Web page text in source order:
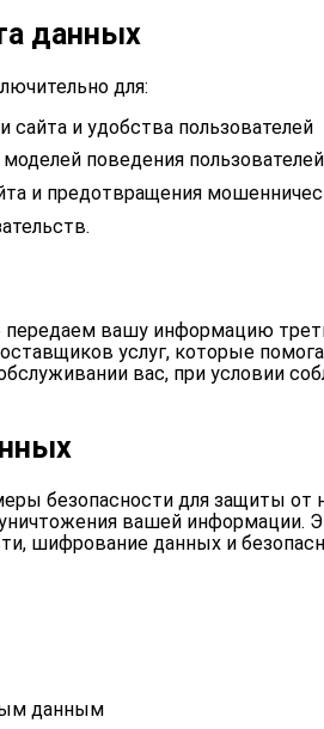
данных
для:
сайта и удобства пользователей
поведения пользователей
и предотвращения
вашу информацию
услуг, которые
вас, при условии
безопасности для защиты от
уничтожения вашей
шифрование данных и
данным